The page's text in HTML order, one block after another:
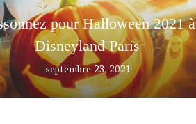
pour Halloween 2021 à
Disneyland Paris
septembre 23, 2021